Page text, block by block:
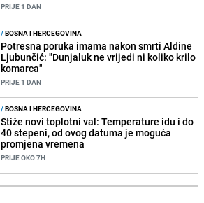
PRIJE 1 DAN
/BOSNA I HERCEGOVINA
Potresna poruka imama nakon smrti Aldine
Ljubunčić: "Dunjaluk ne vrijedi ni koliko krilo
komarca"
PRIJE 1 DAN
/BOSNA I HERCEGOVINA
Stiže novi toplotni val: Temperature idu i do
40 stepeni, od ovog datuma je moguća
promjena vremena
PRIJE OKO 7H